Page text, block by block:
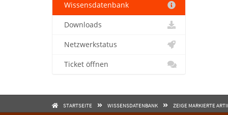
Wissensdatenbank
Downloads
Netzwerkstatus
Ticket öffnen
STARTSEITE WISSENSDATENBANK ZEIGE MARKIERTE